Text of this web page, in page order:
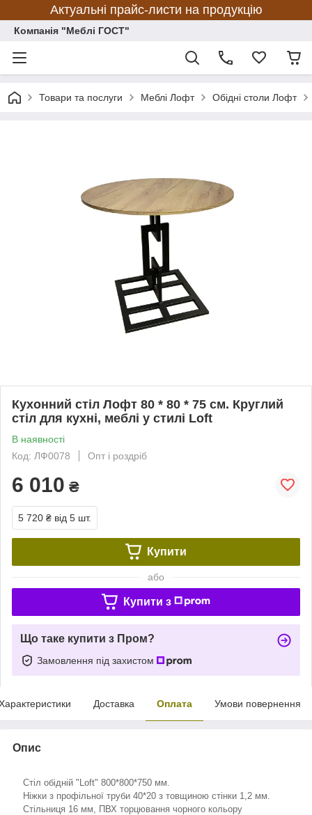
Актуальні прайс-листи на продукцію
Компанія "Меблі ГОСТ"
Товари та послуги Меблі Лофт Обідні столи Лофт
Кухонний стіл Лофт 80 * 80 * 75 см. Круглий
стіл для кухні, меблі у стилі Loft
В наявності
Код: ЛФ0078
Опт і роздріб
6 010 ₴
5 720 ₴ від 5 шт.
Купити
або
Купити з
Що таке купити з Пром?
Замовлення під захистом
Доставка Оплата Умови повернення
Опис
Стіл обідній "Loft" 800*800*750 мм.
Ніжки з профільної труби 40*20 з товщиною стінки 1,2 мм.
Стільниця 16 мм, ПВХ торцювання чорного кольору